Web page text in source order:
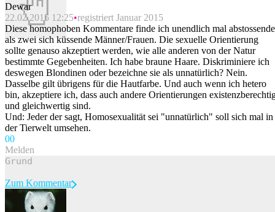
Dewar
22.02.2015 12:25 registriert Januar 2015
Diese homophoben Kommentare finde ich unendlich mal
als zwei sich küssende Männer/Frauen. Die sexuelle Orientierung
sollte genauso akzeptiert werden, wie alle anderen von der Natur
bestimmte Gegebenheiten. Ich habe braune Haare. Diskriminiere ich
deswegen Blondinen oder bezeichne sie als unnatürlich? Nein.
Dasselbe gilt übrigens für die Hautfarbe. Und auch wenn ich hetero
bin, akzeptiere ich, dass auch andere Orientierungen
und gleichwertig sind.
Und: Jeder der sagt, Homosexualität sei "unnatürlich" soll sich mal in
der Tierwelt umsehen.
00
Melden
Zum Kommentar